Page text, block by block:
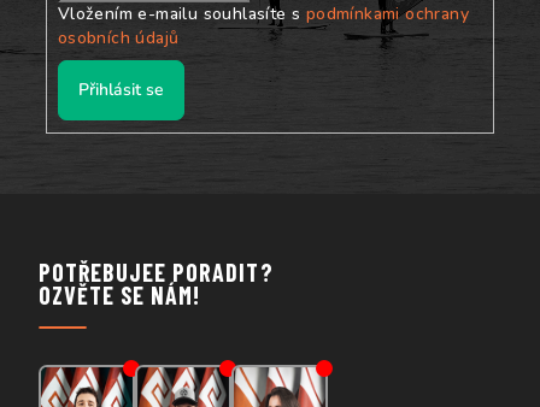
Vložením e-mailu souhlasíte s podmínkami ochrany
osobních údajů
Přihlásit se
POTŘEBUJEE PORADIT?
OZVĚTE SE NÁM!